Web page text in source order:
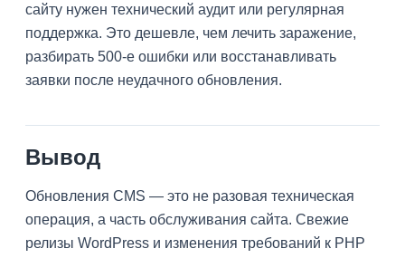
сайту нужен технический аудит или регулярная
поддержка. Это дешевле, чем лечить заражение,
разбирать 500-е ошибки или восстанавливать
заявки после неудачного обновления.
Вывод
Обновления CMS — это не разовая техническая
операция, а часть обслуживания сайта. Свежие
релизы WordPress и изменения требований к PHP